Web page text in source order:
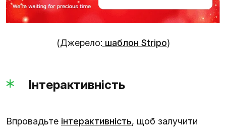
(Джерело: шаблон Stripo)
Інтерактивність
Впровадьте інтерактивність, щоб залучити